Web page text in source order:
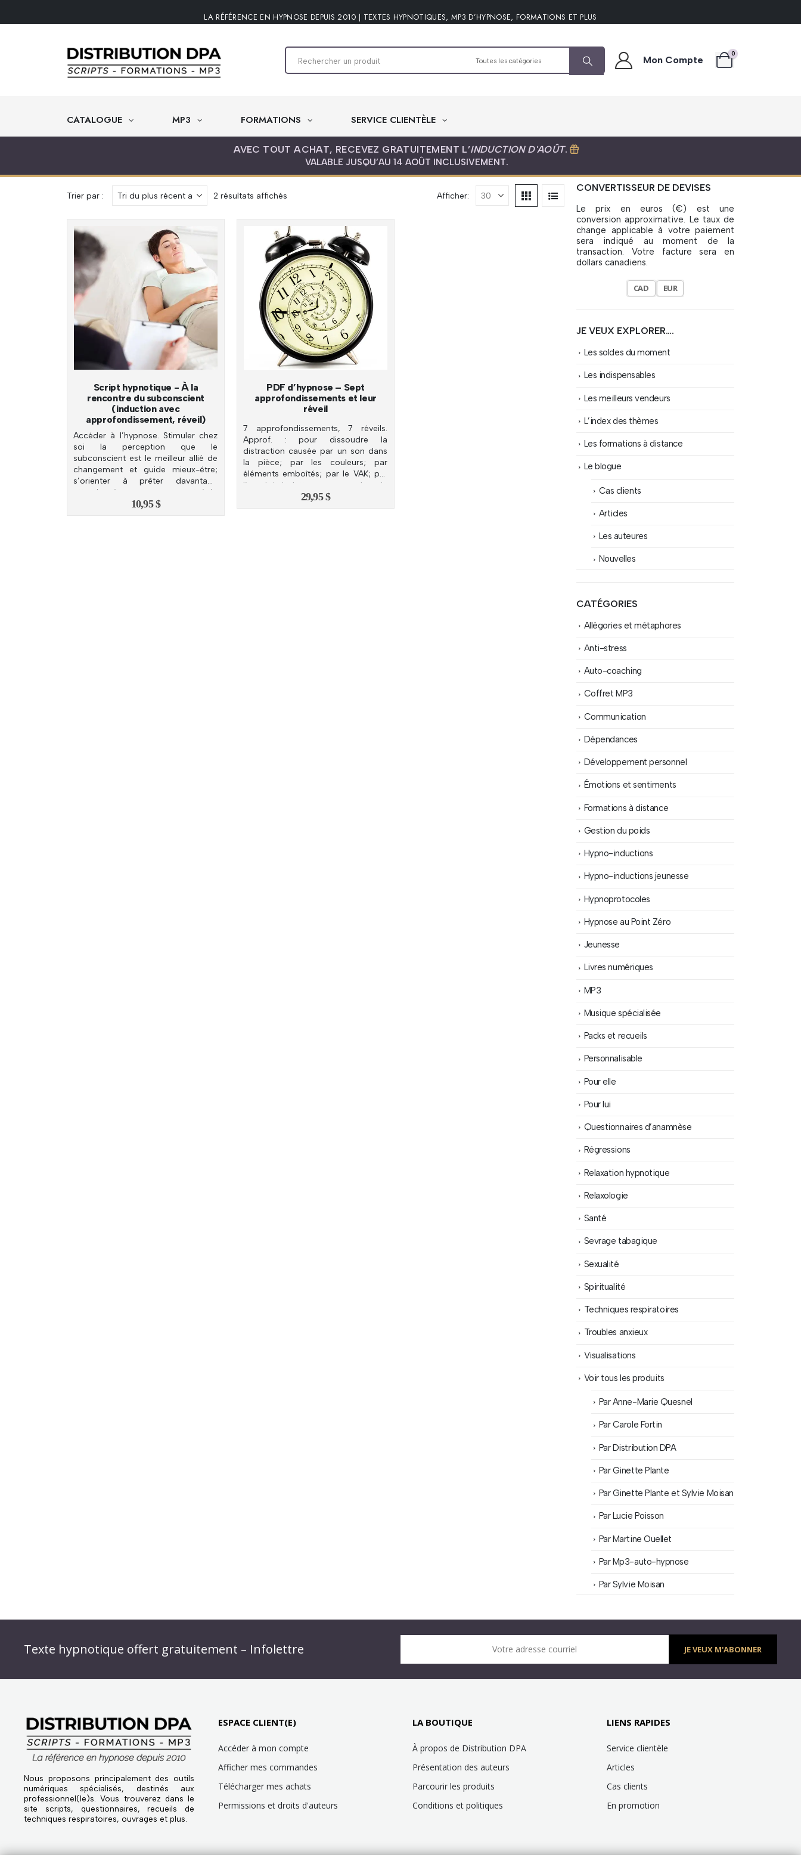
LA RÉFÉRENCE EN HYPNOSE DEPUIS 2010 | TEXTES HYPNOTIQUES, MP3 D’HYPNOSE, FORMATIONS ET PLUS
Mon Compte
0
CATALOGUE MP3 FORMATIONS SERVICE CLIENTÈLE
AVEC TOUT ACHAT, RECEVEZ GRATUITEMENT L’INDUCTION D'AOÛT.
VALABLE JUSQU’AU 14 AOÛT INCLUSIVEMENT.
Trier par : 2 résultats affichés
récent
au
plus
ancien
Afficher:
Script hypnotique - À la
rencontre du subconscient
(induction avec
approfondissement, réveil)
Accéder à l’hypnose. Stimuler chez
soi la perception que le
subconscient est le meilleur allié de
changement et guide mieux-être;
s’orienter à prêter davantage
attention à ses messages, et à le
solliciter à nouveau.
10,95$
PDF d’hypnose – Sept
approfondissements et leur
réveil
7 approfondissements, 7 réveils.
Approf. : pour dissoudre la
distraction causée par un son dans
la pièce; par les couleurs; par
éléments emboîtés; par le VAK; par
l’emploi de lettres; par coucher de
soleil; par l’oubli.29,95$
CONVERTISSEUR DE DEVISES
Le prix en euros (€) est une
conversion approximative. Le taux de
change applicable à votre paiement
sera indiqué au moment de la
transaction. Votre facture sera en
dollars canadiens.
CAD EUR
JE VEUX EXPLORER….
Les soldes du moment
Les indispensables
Les meilleurs vendeurs
L’index des thèmes
Les formations à distance
Le blogue
Cas clients
Articles
Les auteures
Nouvelles
CATÉGORIES
Allégories et métaphores
Anti-stress
Auto-coaching
Coffret MP3
Communication
Dépendances
Développement personnel
Émotions et sentiments
Formations à distance
Gestion du poids
Hypno-inductions
Hypno-inductions jeunesse
Hypnoprotocoles
Hypnose au Point Zéro
Jeunesse
Livres numériques
MP3
Musique spécialisée
Packs et recueils
Personnalisable
Pour elle
Pour lui
Questionnaires d’anamnèse
Régressions
Relaxation hypnotique
Relaxologie
Santé
Sevrage tabagique
Sexualité
Spiritualité
Techniques respiratoires
Troubles anxieux
Visualisations
Voir tous les produits
Par Anne-Marie Quesnel
Par Carole Fortin
Par Distribution DPA
Par Ginette Plante
Par Ginette Plante et Sylvie Moisan
Par Lucie Poisson
Par Martine Ouellet
Par Mp3-auto-hypnose
Par Sylvie Moisan
Texte hypnotique offert gratuitement – Infolettre
Votre adresse courriel JE VEUX M'ABONNER
Nous proposons principalement des outils
numériques spécialisés, destinés aux
professionnel(le)s. Vous trouverez dans le
site scripts, questionnaires, recueils de
techniques respiratoires, ouvrages et plus.
ESPACE CLIENT(E)
Accéder à mon compte
Afficher mes commandes
Télécharger mes achats
Permissions et droits d'auteurs
LA BOUTIQUE
À propos de Distribution DPA
Présentation des auteurs
Parcourir les produits
Conditions et politiques
LIENS RAPIDES
Service clientèle
Articles
Cas clients
En promotion